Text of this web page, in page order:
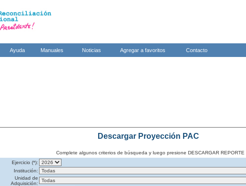
Ayuda Manuales Noticias Agregar a favoritos Contacto
Descargar Proyección PAC
Complete algunos criterios de búsqueda y luego presione DESCARGAR REPORTE
Ejercicio (*):
Institución:
Unidad de
Adquisición: